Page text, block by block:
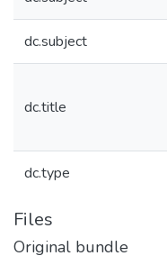
dc.subject
dc.title
dc.type
Files
Original bundle